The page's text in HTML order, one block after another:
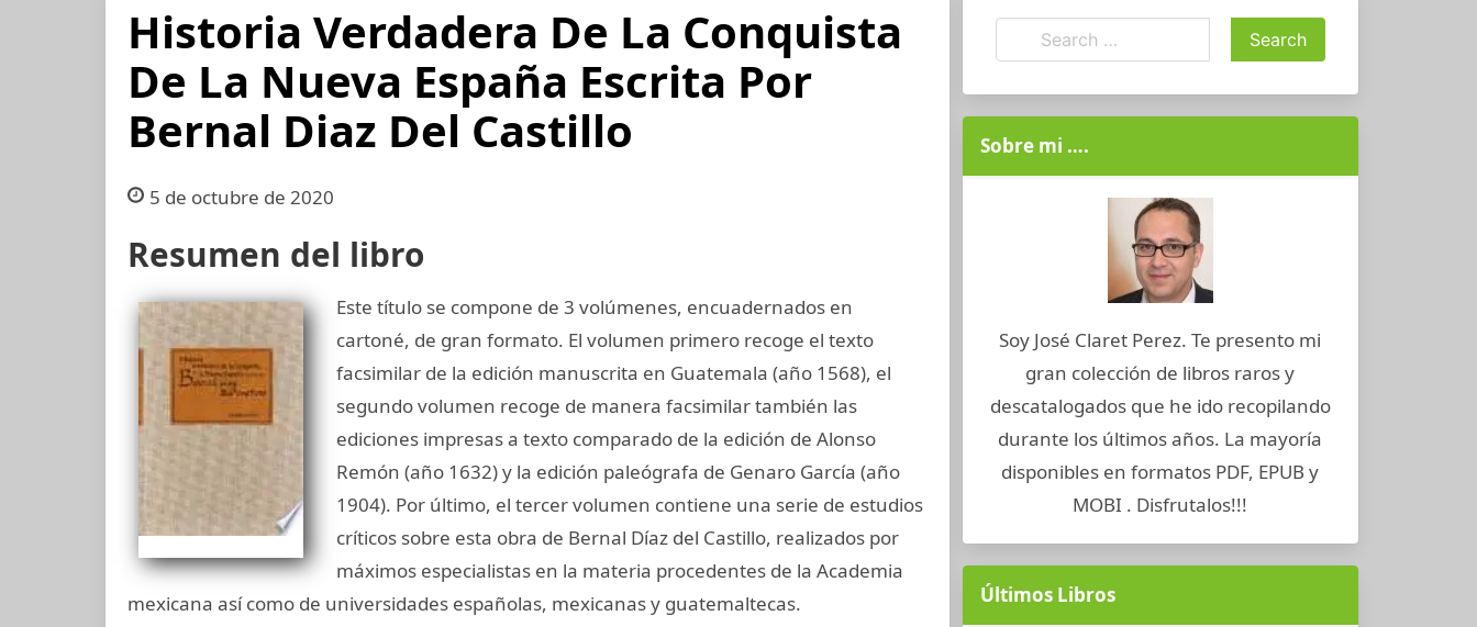
Historia Verdadera De La Conquista
De La Nueva España Escrita Por
Bernal Diaz Del Castillo
5 de octubre de 2020
Resumen del libro
Este título se compone de 3 volúmenes, encuadernados en
cartoné, de gran formato. El volumen primero recoge el texto
facsimilar de la edición manuscrita en Guatemala (año 1568), el
segundo volumen recoge de manera facsimilar también las
ediciones impresas a texto comparado de la edición de Alonso
Remón (año 1632) y la edición paleógrafa de Genaro García (año
1904). Por último, el tercer volumen contiene una serie de estudios
críticos sobre esta obra de Bernal Díaz del Castillo, realizados por
máximos especialistas en la materia procedentes de la Academia
mexicana así como de universidades españolas, mexicanas y guatemaltecas.
Sobre mi ….
Soy José Claret Perez. Te presento mi
gran colección de libros raros y
descatalogados que he ido recopilando
durante los últimos años. La mayoría
disponibles en formatos PDF, EPUB y
MOBI . Disfrutalos!!!
Últimos Libros